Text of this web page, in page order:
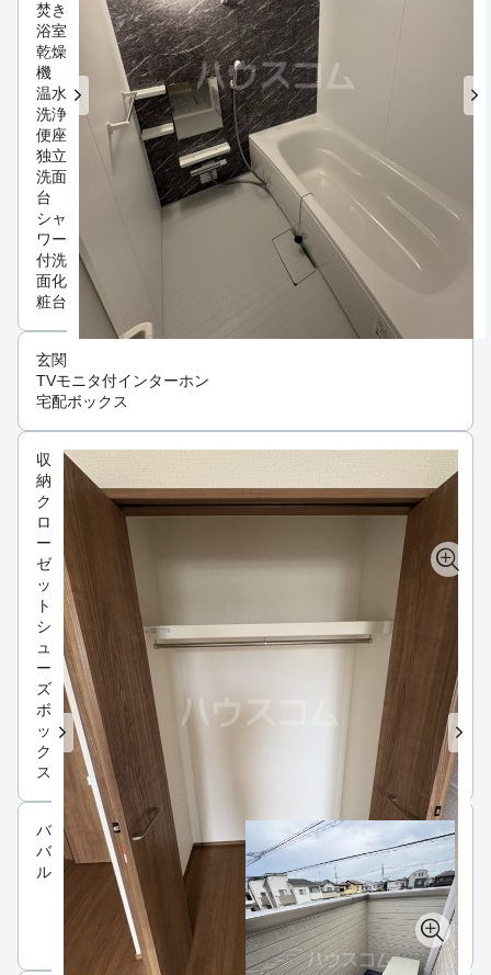
焚き
浴室
乾燥
機
温水
洗浄
便座
独立
洗面
台
シャ
ワー
付洗
面化
粧台
玄関
TVモニタ付インターホン
宅配ボックス
収
納
ク
ロ
ー
ゼ
ッ
ト
シ
ュ
ー
ズ
ボ
ッ
ク
ス
バルコニー
バルコニー
ルーフバルコニー